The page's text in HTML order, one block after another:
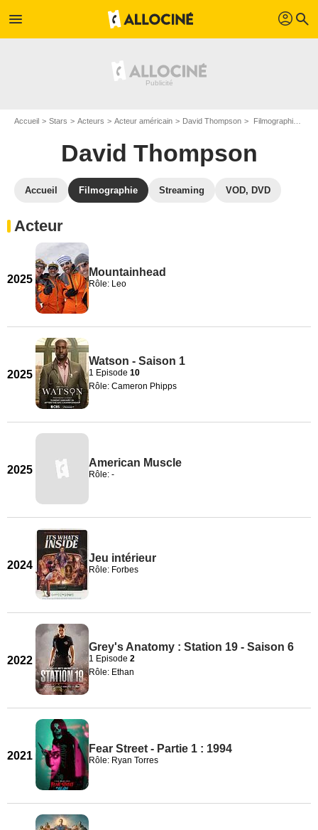
menu profil search
Accueil Stars Acteurs Acteur américain David Thompson Filmographie David Thompson
David Thompson
Accueil Filmographie Streaming VOD, DVD
Acteur
2025
Mountainhead
Rôle: Leo
2025
Watson - Saison 1
1 Episode 10
Rôle: Cameron Phipps
2025
American Muscle
Rôle: -
2024
Jeu intérieur
Rôle: Forbes
2022
Grey's Anatomy : Station 19 - Saison 6
1 Episode 2
Rôle: Ethan
2021
Fear Street - Partie 1 : 1994
Rôle: Ryan Torres